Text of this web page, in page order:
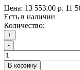
Цена: 13 553.00 р. 11
Есть в наличии
Количество:
+
-
В корзину